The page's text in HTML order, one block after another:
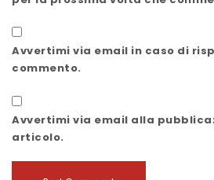
Avvertimi via email in caso di
commento.
Avvertimi via email alla
articolo.